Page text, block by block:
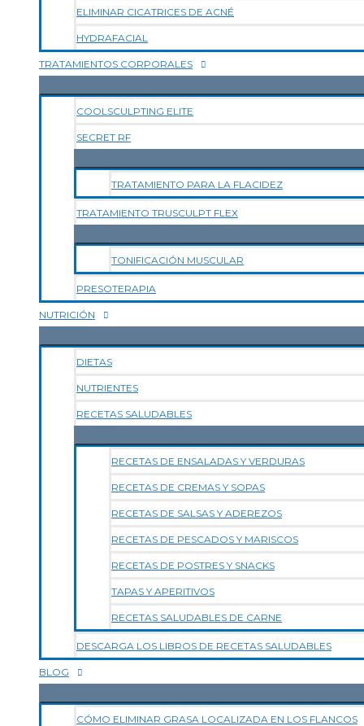
ELIMINAR CICATRICES DE ACNÉ
HYDRAFACIAL
TRATAMIENTOS CORPORALES
COOLSCULPTING ELITE
SECRET RF
TRATAMIENTO PARA LA FLACIDEZ
TRATAMIENTO TRUSCULPT FLEX
TONIFICACIÓN MUSCULAR
PRESOTERAPIA
NUTRICIÓN
DIETAS
NUTRIENTES
RECETAS SALUDABLES
RECETAS DE ENSALADAS Y VERDURAS
RECETAS DE CREMAS Y SOPAS
RECETAS DE SALSAS Y ADEREZOS
RECETAS DE PESCADOS Y MARISCOS
RECETAS DE POSTRES Y SNACKS
TAPAS Y APERITIVOS
RECETAS SALUDABLES DE CARNE
DESCARGA LOS LIBROS DE RECETAS SALUDABLES
BLOG
CÓMO ELIMINAR GRASA LOCALIZADA EN LOS FLANCOS